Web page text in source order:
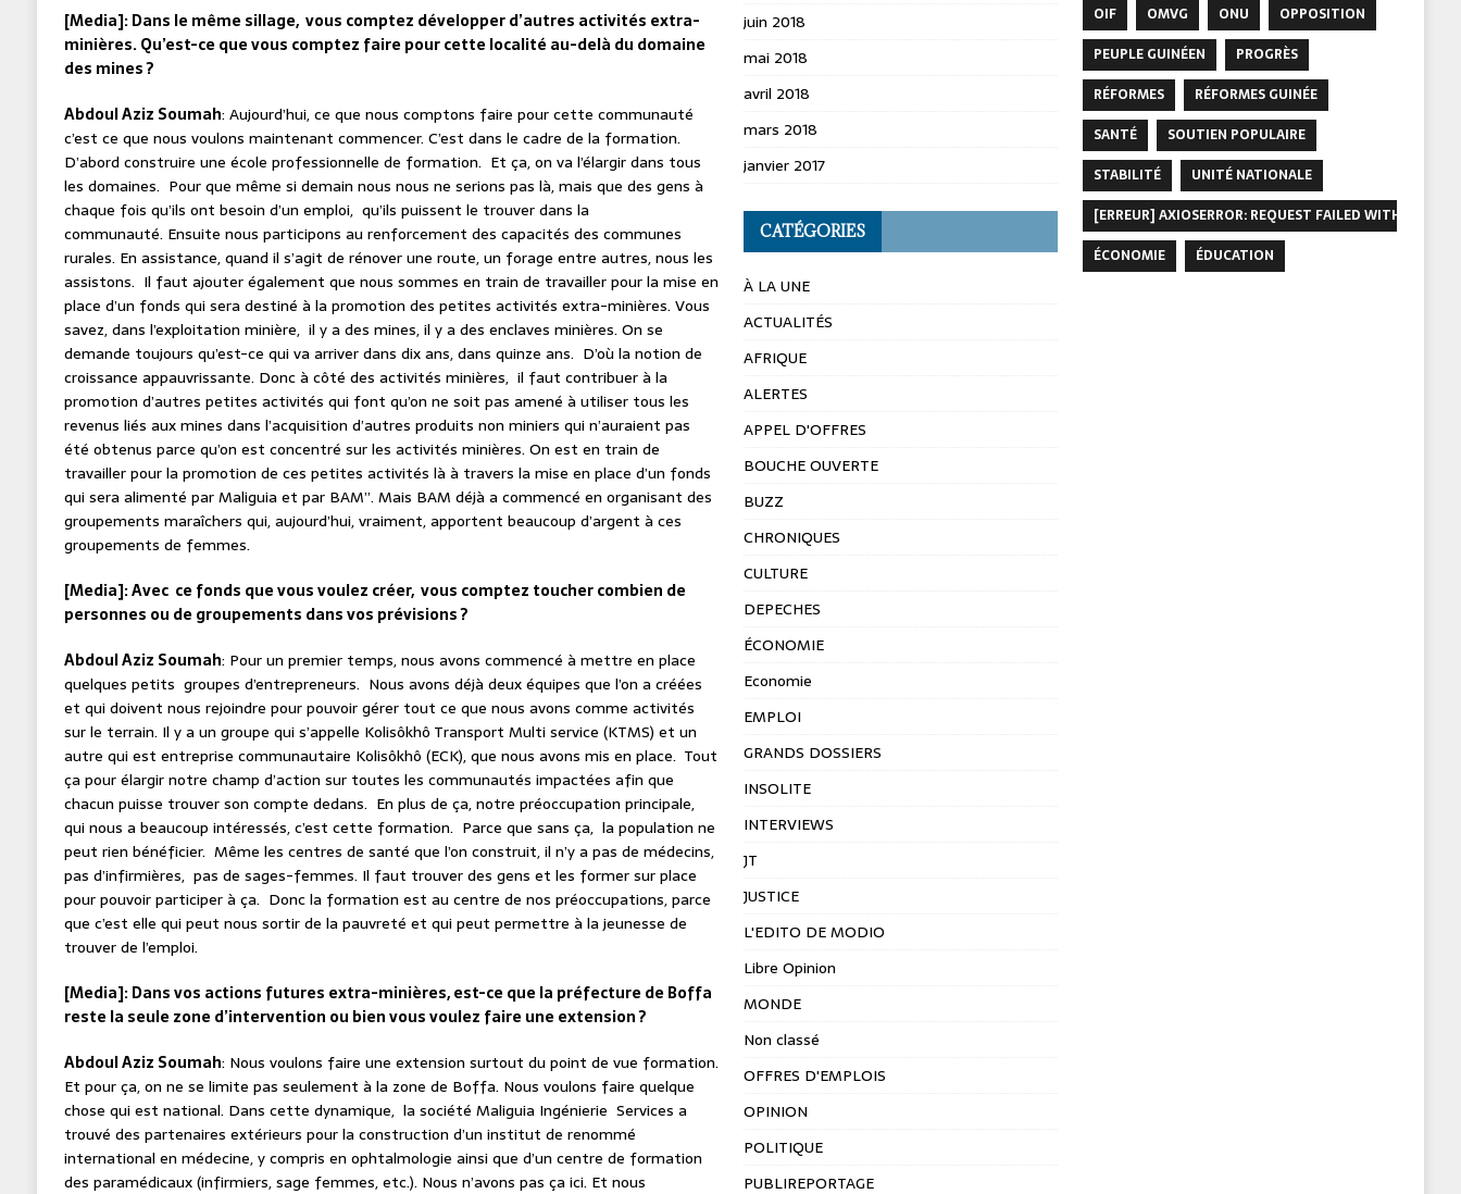
[Media]: Dans le même sillage, vous comptez développer d’autres activités extra-
minières. Qu’est-ce que vous comptez faire pour cette localité au-delà du domaine
des mines ?
Abdoul Aziz Soumah: Aujourd’hui, ce que nous comptons faire pour cette communauté
c’est ce que nous voulons maintenant commencer. C’est dans le cadre de la formation.
D’abord construire une école professionnelle de formation. Et ça, on va l’élargir dans tous
les domaines. Pour que même si demain nous nous ne serions pas là, mais que des gens à
chaque fois qu’ils ont besoin d’un emploi, qu’ils puissent le trouver dans la
communauté. Ensuite nous participons au renforcement des capacités des communes
rurales. En assistance, quand il s’agit de rénover une route, un forage entre autres, nous les
assistons. Il faut ajouter également que nous sommes en train de travailler pour la mise en
place d’un fonds qui sera destiné à la promotion des petites activités extra-minières. Vous
savez, dans l’exploitation minière, il y a des mines, il y a des enclaves minières. On se
demande toujours qu’est-ce qui va arriver dans dix ans, dans quinze ans. D’où la notion de
croissance appauvrissante. Donc à côté des activités minières, il faut contribuer à la
promotion d’autres petites activités qui font qu’on ne soit pas amené à utiliser tous les
revenus liés aux mines dans l’acquisition d’autres produits non miniers qui n’auraient pas
été obtenus parce qu’on est concentré sur les activités minières. On est en train de
travailler pour la promotion de ces petites activités là à travers la mise en place d’un fonds
qui sera alimenté par Maliguia et par BAM”. Mais BAM déjà a commencé en organisant des
groupements maraîchers qui, aujourd’hui, vraiment, apportent beaucoup d’argent à ces
groupements de femmes.
[Media]: Avec ce fonds que vous voulez créer, vous comptez toucher combien de
personnes ou de groupements dans vos prévisions ?
Abdoul Aziz Soumah: Pour un premier temps, nous avons commencé à mettre en place
quelques petits groupes d’entrepreneurs. Nous avons déjà deux équipes que l’on a créées
et qui doivent nous rejoindre pour pouvoir gérer tout ce que nous avons comme activités
sur le terrain. Il y a un groupe qui s’appelle Kolisôkhô Transport Multi service (KTMS) et un
autre qui est entreprise communautaire Kolisôkhô (ECK), que nous avons mis en place. Tout
ça pour élargir notre champ d’action sur toutes les communautés impactées afin que
chacun puisse trouver son compte dedans. En plus de ça, notre préoccupation principale,
qui nous a beaucoup intéressés, c’est cette formation. Parce que sans ça, la population ne
peut rien bénéficier. Même les centres de santé que l’on construit, il n’y a pas de médecins,
pas d’infirmières, pas de sages-femmes. Il faut trouver des gens et les former sur place
pour pouvoir participer à ça. Donc la formation est au centre de nos préoccupations, parce
que c’est elle qui peut nous sortir de la pauvreté et qui peut permettre à la jeunesse de
trouver de l’emploi.
[Media]: Dans vos actions futures extra-minières, est-ce que la préfecture de Boffa
reste la seule zone d’intervention ou bien vous voulez faire une extension ?
Abdoul Aziz Soumah: Nous voulons faire une extension surtout du point de vue formation.
Et pour ça, on ne se limite pas seulement à la zone de Boffa. Nous voulons faire quelque
chose qui est national. Dans cette dynamique, la société Maliguia Ingénierie Services a
trouvé des partenaires extérieurs pour la construction d’un institut de renommé
international en médecine, y compris en ophtalmologie ainsi que d’un centre de formation
des paramédicaux (infirmiers, sage femmes, etc.). Nous n’avons pas ça ici. Et nous
juin 2018
mai 2018
avril 2018
mars 2018
janvier 2017
CATÉGORIES
À LA UNE
ACTUALITÉS
AFRIQUE
ALERTES
APPEL D'OFFRES
BOUCHE OUVERTE
BUZZ
CHRONIQUES
CULTURE
DEPECHES
ÉCONOMIE
Economie
EMPLOI
GRANDS DOSSIERS
INSOLITE
INTERVIEWS
JT
JUSTICE
L'EDITO DE MODIO
Libre Opinion
MONDE
Non classé
OFFRES D'EMPLOIS
OPINION
POLITIQUE
PUBLIREPORTAGE
OIF
OMVG ONU
OPPOSITION
PEUPLE GUINÉEN
PROGRÈS
RÉFORMES
RÉFORMES GUINÉE
SANTÉ
SOUTIEN POPULAIRE
STABILITÉ
UNITÉ NATIONALE
[ERREUR] AXIOSERROR: REQUEST FAILED WITH
ÉCONOMIE
ÉDUCATION